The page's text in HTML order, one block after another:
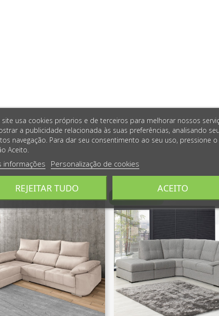
site usa cookies próprios e de terceiros para melhorar nossos
a publicidade relacionada às suas preferências, analisando
navegação. Para dar seu consentimento ao seu uso, pressione o
Aceito.
informações Personalização de cookies
REJEITAR TUDO ACEITO